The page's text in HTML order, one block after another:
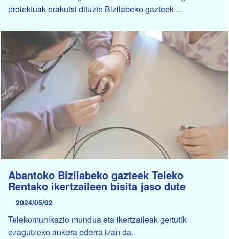
proiektuak erakutsi dituzte Bizilabeko gazteek ...
Abantoko Bizilabeko gazteek Teleko
Rentako ikertzaileen bisita jaso dute
2024/05/02
Telekomunikazio mundua eta ikertzaileak gertutik
ezagutzeko aukera ederra izan da.